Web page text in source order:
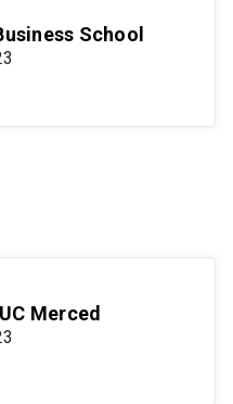
School
Merced